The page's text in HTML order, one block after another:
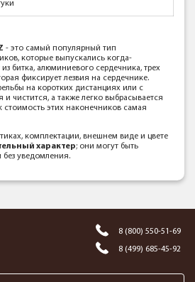
- это самый популярный тип
которые выпускались когда-
битка, алюминиевого сердечника, трех
фиксирует лезвия на сердечнике.
на коротких дистанциях или с
и чистится, а также легко выбрасывается
стоимость этих наконечников самая
комплектации, внешнем виде и цвете
характер; они могут быть
уведомления.
8 (800) 550-51-69
8 (499) 685-45-92